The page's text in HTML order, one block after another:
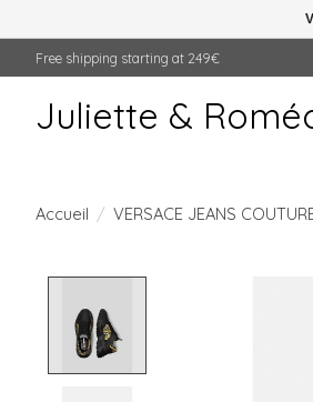
Free shipping starting at 249€
Juliette &
Accueil / VERSACE JEANS